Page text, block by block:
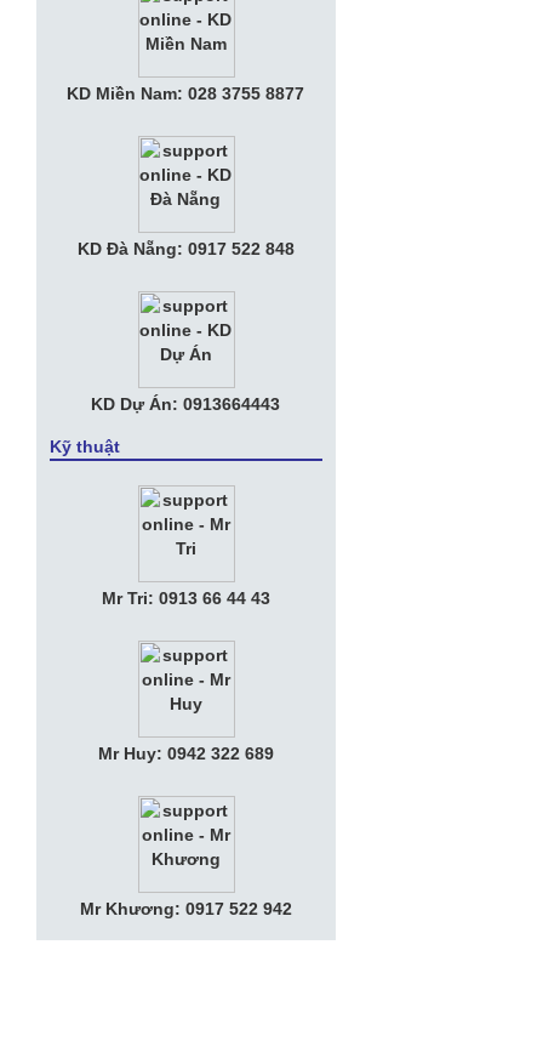
• Thư Mời Họp Mặt "Kỷ Niệm 10 Năm
Thành Lập Tia Sáng Telecom"
• Nữ tướng KiotViet muốn đem phần
mềm bán hàng phủ khắp Việt Nam với
• Tuyển Nhân viên Kế Toán Văn phòng
• Apple muốn chia tay Amazon, tự làm
KD Miền Nam: 028 3755 8877
KD Đà Nẵng: 0917 522 848
KD Dự Án: 0913664443
Kỹ thuật
Mr Tri: 0913 66 44 43
Mr Huy: 0942 322 689
Mr Khương: 0917 522 942